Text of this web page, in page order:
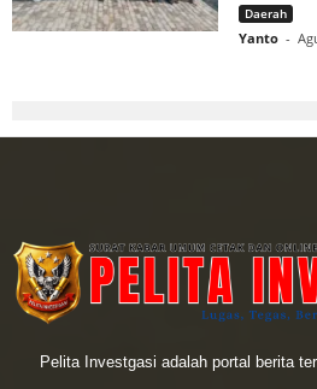
Daerah
Yanto -
Pelita Investgasi adalah portal berita